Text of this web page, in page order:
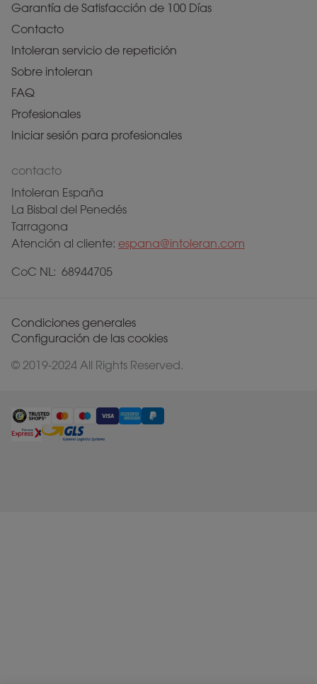
Garantía de Satisfacción de 100 Días
Contacto
Intoleran servicio de repetición
Sobre intoleran
FAQ
Profesionales
Iniciar sesión para profesionales
contacto
Intoleran España
La Bisbal del Penedés
Tarragona
Atención al cliente: espana@intoleran.com
CoC NL: 68944705
© 2019-2024 All Rights Reserved.
Condiciones generales
Configuración de las cookies